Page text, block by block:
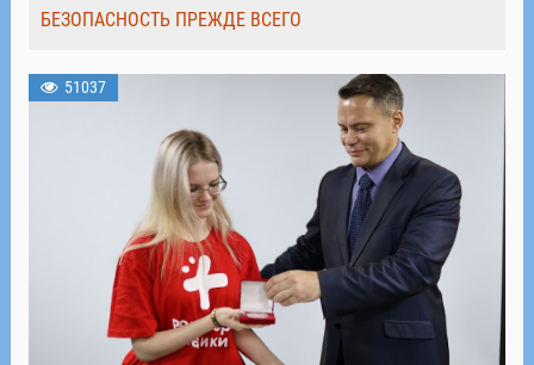
БЕЗОПАСНОСТЬ ПРЕЖДЕ ВСЕГО
51037